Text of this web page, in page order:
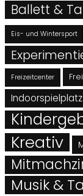
Ballett &
Eis- und Wintersport
Freizeitcenter
Indoorspielplatz
Kreativ
Musik &